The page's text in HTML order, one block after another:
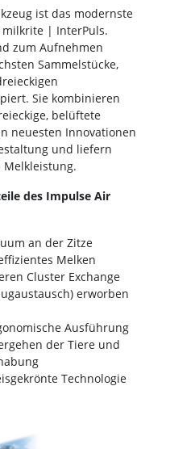
ist das modernste
milkrite | InterPuls.
zum Aufnehmen
Sammelstücke,
Sie kombinieren
belüftete
neuesten Innovationen
und liefern
des Impulse Air
an der Zitze
Melken
Cluster Exchange
erworben
Ausführung
der Tiere und
Technologie